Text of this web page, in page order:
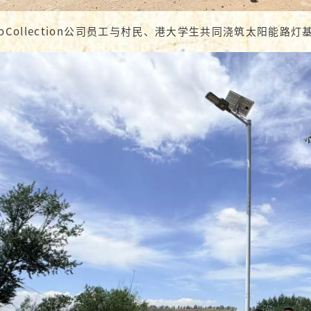
公司员工与村民、港大学生共同浇筑太阳能路灯